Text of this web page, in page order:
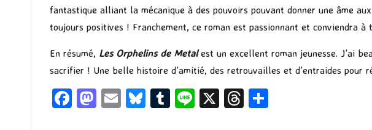
fantastique alliant la mécanique à des pouvoirs pouvant donner une âme
toujours positives ! Franchement, ce roman est passionnant et conviendra à
En résumé, Les Orphelins de Metalest un excellent roman jeunesse. J’ai
sacrifier ! Une belle histoire d’amitié, des retrouvailles et d’entraides pour
Fa M E
Bl T
Li X
T